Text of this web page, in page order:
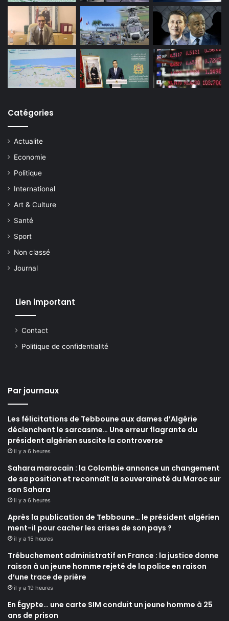
Catégories
Actualite
Economie
Politique
International
Art & Culture
Santé
Sport
Non classé
Journal
Lien important
Contact
Politique de confidentialité
Par journaux
Les félicitations de Tebboune aux dames d’Algérie
déclenchent le sarcasme… Une erreur flagrante du
président algérien suscite la controverse
il y a 6 heures
Sahara marocain : la Colombie annonce un changement
de sa position et reconnaît la souveraineté du Maroc sur
son Sahara
il y a 6 heures
Après la publication de Tebboune… le président algérien
ment-il pour cacher les crises de son pays ?
il y a 15 heures
Trébuchement administratif en France : la justice donne
raison à un jeune homme rejeté de la police en raison
d’une trace de prière
il y a 19 heures
En Égypte… une carte SIM conduit un jeune homme à 25
ans de prison